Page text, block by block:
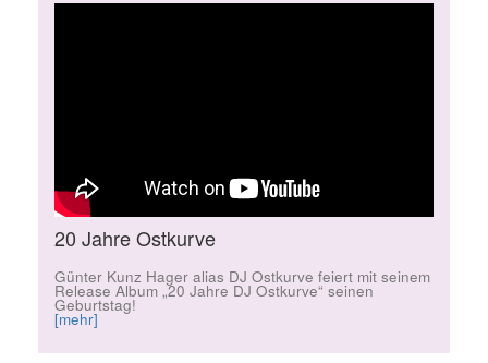
20 Jahre Ostkurve
Günter Kunz Hager alias DJ Ostkurve feiert mit seinem
Release Album „20 Jahre DJ Ostkurve“ seinen
Geburtstag!
[mehr]